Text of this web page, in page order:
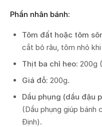
Phần nhân bánh:
Tôm đất hoặc tôm
cắt bỏ râu, tôm nhỏ
Thịt ba chỉ heo: 200g
Giá đỗ: 200g.
Dầu phụng (dầu đậu
(Dầu phụng giúp bánh
Định).